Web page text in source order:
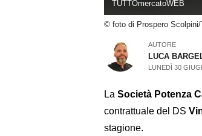
TUTTOmercatoWEB
© foto di Prospero
AUTORE
LUCA
LUNEDÌ 30
La Società Potenza
contrattuale del DS
stagione.